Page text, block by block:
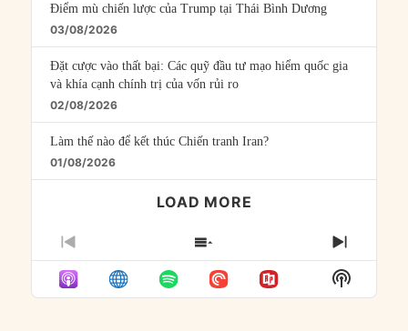
Điểm mù chiến lược của Trump tại Thái Bình Dương
03/08/2026
Đặt cược vào thất bại: Các quỹ đầu tư mạo hiểm quốc gia
và khía cạnh chính trị của vốn rủi ro
02/08/2026
Làm thế nào để kết thúc Chiến tranh Iran?
01/08/2026
LOAD MORE
PREVIOUS
EPISODE
SHOW
EPISODES
LIST
NEXT
Show
Podcast